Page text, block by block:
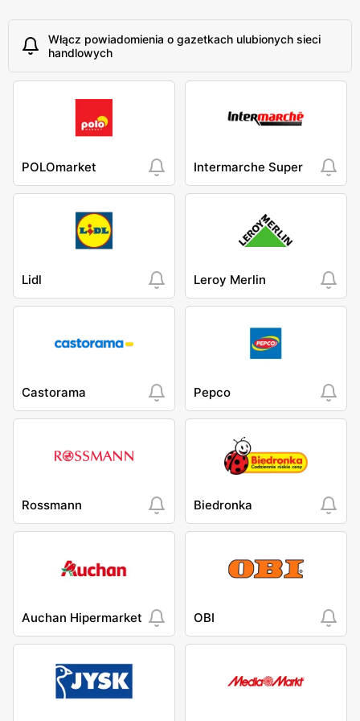
Włącz powiadomienia o gazetkach ulubionych sieci
handlowych
POLOmarket Intermarche Super
Lidl Leroy Merlin
Castorama Pepco
Rossmann Biedronka
Auchan Hipermarket OBI